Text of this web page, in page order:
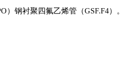
钢衬聚四氟乙烯管（GSF.F4）。